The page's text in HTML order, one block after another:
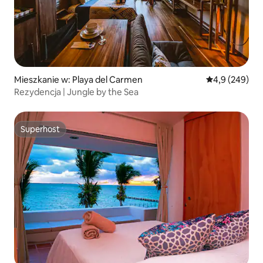
Mieszkanie w: Playa del Carmen Średnia
4,9 (249)
Rezydencja | Jungle by the Sea
Superhost
Superhost